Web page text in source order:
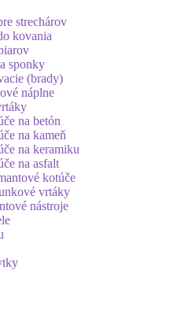
strechárov
kovania
sponky
(brady)
náplne
na betón
na kameň
na keramiku
na asfalt
kotúče
vrtáky
nástroje